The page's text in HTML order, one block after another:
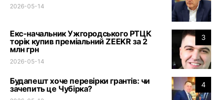
2026-05-14
3
Екс-начальник Ужгородського РТЦК
торік купив преміальний ZEEKR за 2
млн грн
2026-05-14
4
Будапешт хоче перевірки грантів: чи
зачепить це Чубірка?